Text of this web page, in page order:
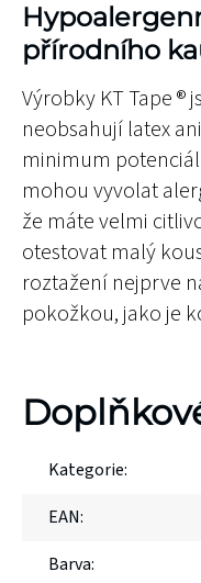
přírodního
Výrobky KT Tape ®
neobsahují latex
minimum
mohou vyvolat
že máte velmi
otestovat malý
roztažení nejprve
pokožkou, jako je
Kategorie:
EAN:
Barva: